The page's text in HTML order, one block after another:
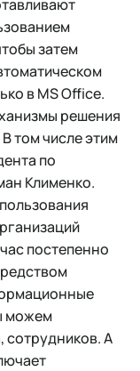
затем
в MS Office.
решения
том числе этим
по
Клименко.
постепенно
можем
сотрудников. А